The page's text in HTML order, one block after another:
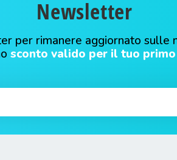
Newsletter
per rimanere aggiornato sulle
sconto valido per il tuo